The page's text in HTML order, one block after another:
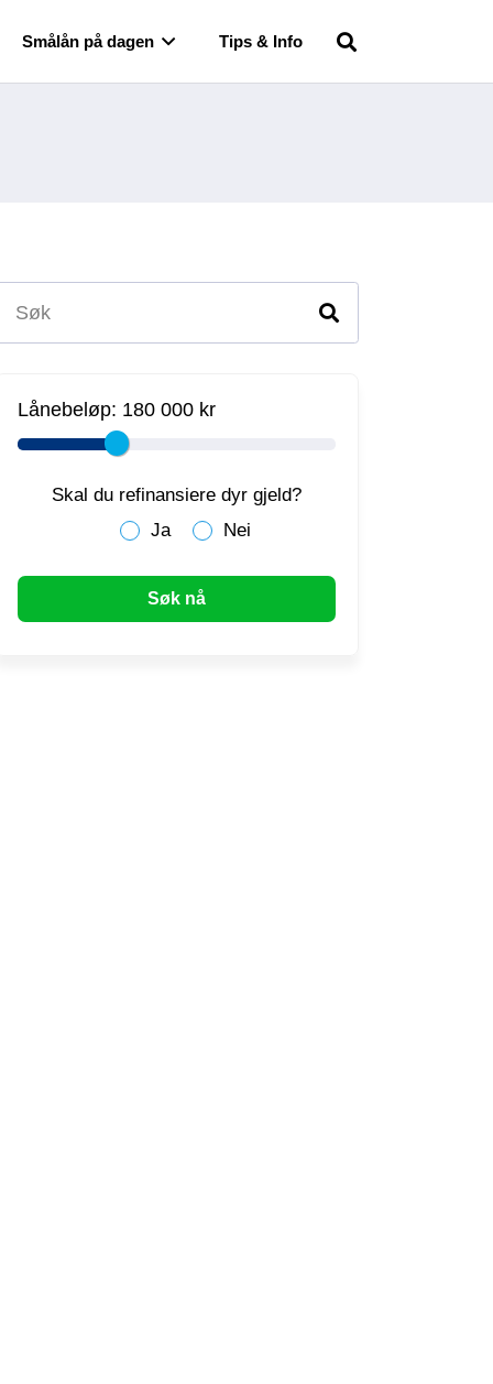
Smålån på dagen Tips & Info
Lånebeløp: 180 000 kr
Skal du refinansiere dyr gjeld?
Ja
Nei
Søk nå